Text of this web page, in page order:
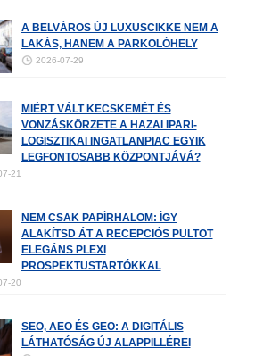
A BELVÁROS ÚJ LUXUSCIKKE NEM A
LAKÁS, HANEM A PARKOLÓHELY
2026-07-29
MIÉRT VÁLT KECSKEMÉT ÉS
VONZÁSKÖRZETE A HAZAI IPARI-
LOGISZTIKAI INGATLANPIAC EGYIK
LEGFONTOSABB KÖZPONTJÁVÁ?
21
NEM CSAK PAPÍRHALOM: ÍGY
ALAKÍTSD ÁT A RECEPCIÓS PULTOT
ELEGÁNS PLEXI
PROSPEKTUSTARTÓKKAL
20
SEO, AEO ÉS GEO: A DIGITÁLIS
LÁTHATÓSÁG ÚJ ALAPPILLÉREI